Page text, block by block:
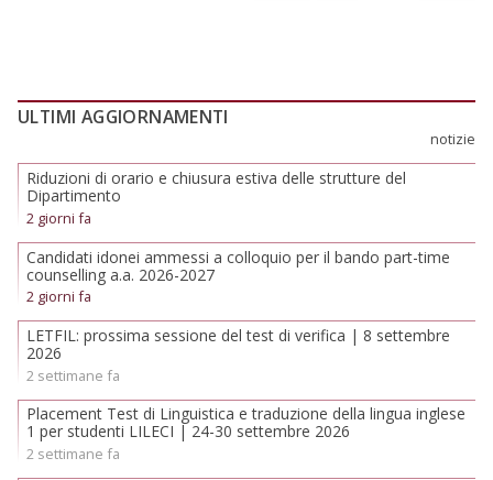
ULTIMI AGGIORNAMENTI
notizie
Riduzioni di orario e chiusura estiva delle strutture del
Dipartimento
2 giorni fa
Candidati idonei ammessi a colloquio per il bando part-time
counselling a.a. 2026-2027
2 giorni fa
LETFIL: prossima sessione del test di verifica | 8 settembre
2026
2 settimane fa
Placement Test di Linguistica e traduzione della lingua inglese
1 per studenti LILECI | 24-30 settembre 2026
2 settimane fa